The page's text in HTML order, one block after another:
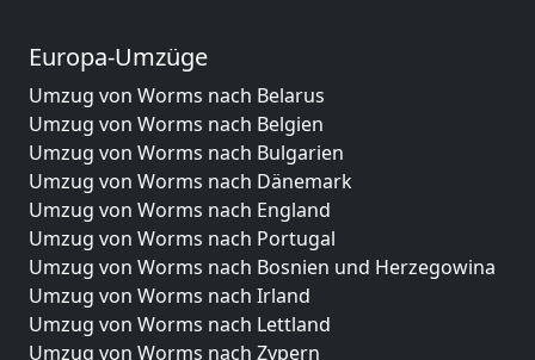
Europa-Umzüge
Umzug von Worms nach Belarus
Umzug von Worms nach Belgien
Umzug von Worms nach Bulgarien
Umzug von Worms nach Dänemark
Umzug von Worms nach England
Umzug von Worms nach Portugal
Umzug von Worms nach Bosnien und Herzegowina
Umzug von Worms nach Irland
Umzug von Worms nach Lettland
Umzug von Worms nach Zypern